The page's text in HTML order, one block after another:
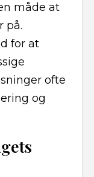
måde at
på.
for at
ofte
og